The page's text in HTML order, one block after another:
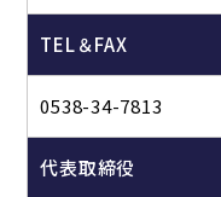
TEL＆FAX
0538-34-7813
代表取締役